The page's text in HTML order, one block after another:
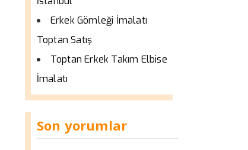
Erkek Gömleği İmalatı
Toptan Satış
Toptan Erkek Takım Elbise
İmalatı
Son yorumlar